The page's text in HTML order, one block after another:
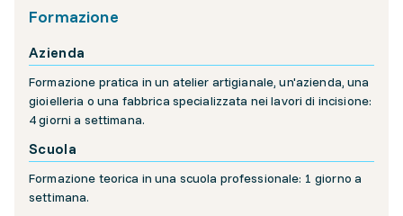
Formazione
Azienda
Formazione pratica in un atelier artigianale, un'azienda, una
gioielleria o una fabbrica specializzata nei lavori di incisione:
4 giorni a settimana.
Scuola
Formazione teorica in una scuola professionale: 1 giorno a
settimana.